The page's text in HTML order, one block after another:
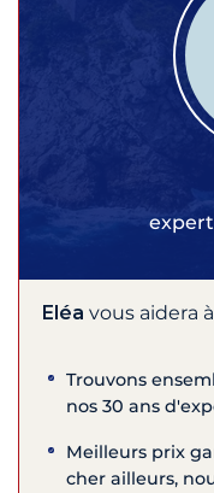
Eléa vous aidera
Trouvons
nos 30 ans
Meilleurs prix
cher ailleurs,